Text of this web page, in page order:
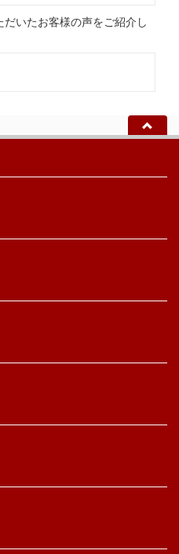
いたお客様の声をご紹介し